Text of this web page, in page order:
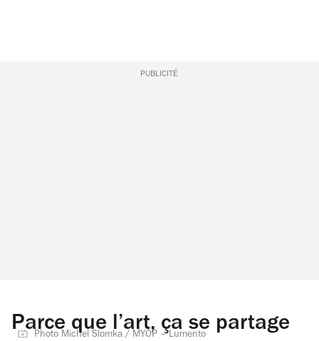
PUBLICITÉ
Parce que l’art, ça se partage
Photo Michel Slomka / MYOP – Lumento